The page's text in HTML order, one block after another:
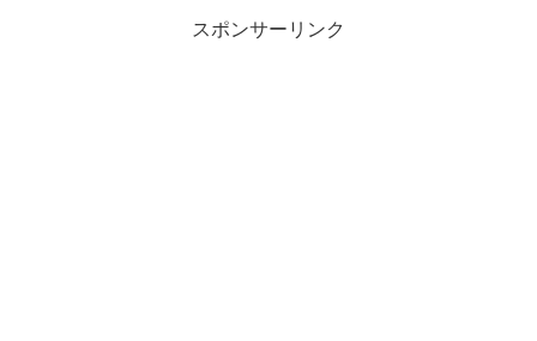
スポンサーリンク